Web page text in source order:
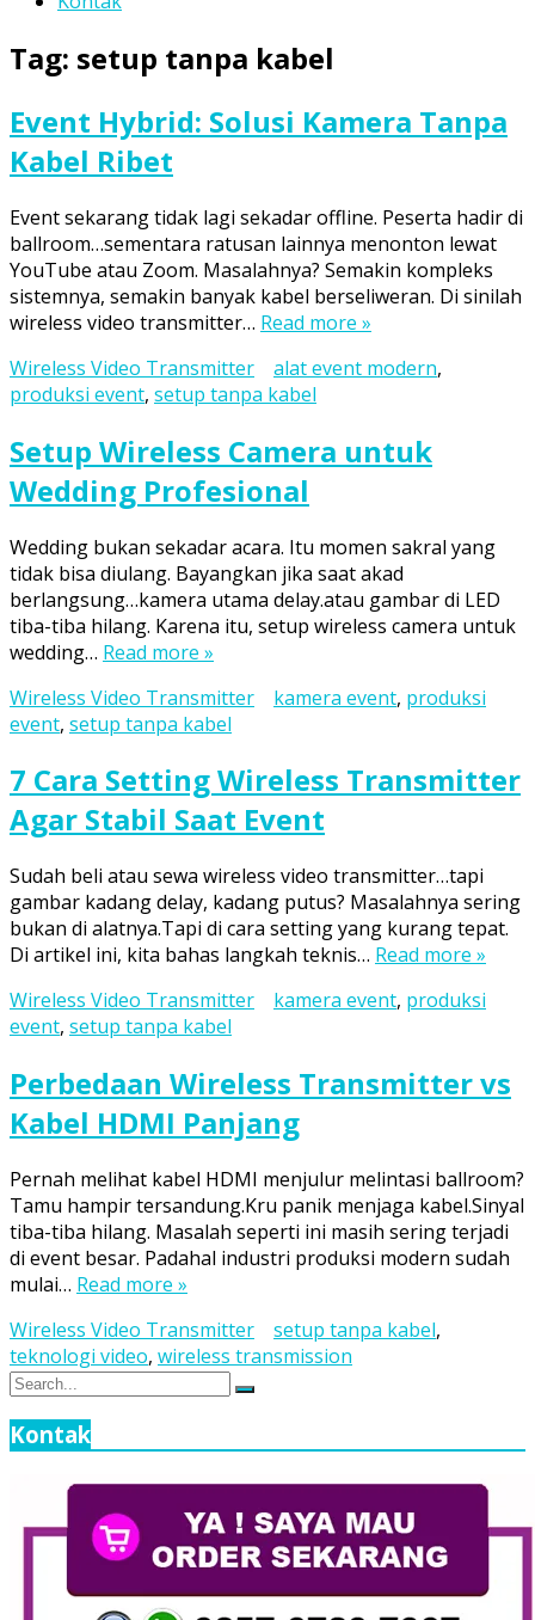
Tag: setup tanpa kabel
Event Hybrid: Solusi Kamera Tanpa
Kabel Ribet
Event sekarang tidak lagi sekadar offline. Peserta hadir di
ballroom…sementara ratusan lainnya menonton lewat
YouTube atau Zoom. Masalahnya? Semakin kompleks
sistemnya, semakin banyak kabel berseliweran. Di sinilah
wireless video transmitter… Read more »
Wireless Video Transmitter
alat event modern,
produksi event, setup tanpa kabel
Setup Wireless Camera untuk
Wedding Profesional
Wedding bukan sekadar acara. Itu momen sakral yang
tidak bisa diulang. Bayangkan jika saat akad
berlangsung…kamera utama delay.atau gambar di LED
tiba-tiba hilang. Karena itu, setup wireless camera untuk
wedding… Read more »
Wireless Video Transmitter
kamera event, produksi
event, setup tanpa kabel
7 Cara Setting Wireless Transmitter
Agar Stabil Saat Event
Sudah beli atau sewa wireless video transmitter…tapi
gambar kadang delay, kadang putus? Masalahnya sering
bukan di alatnya.Tapi di cara setting yang kurang tepat.
Di artikel ini, kita bahas langkah teknis… Read more »
Wireless Video Transmitter
kamera event, produksi
event, setup tanpa kabel
Perbedaan Wireless Transmitter vs
Kabel HDMI Panjang
Pernah melihat kabel HDMI menjulur melintasi ballroom?
Tamu hampir tersandung.Kru panik menjaga kabel.Sinyal
tiba-tiba hilang. Masalah seperti ini masih sering terjadi
di event besar. Padahal industri produksi modern sudah
mulai… Read more »
Wireless Video Transmitter
setup tanpa kabel,
teknologi video, wireless transmission
Search
Search
Kontak